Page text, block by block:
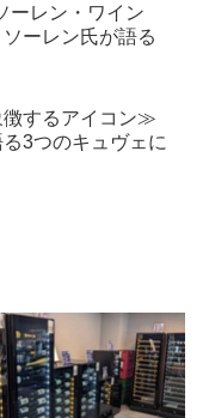
ーレン・ワイン
ーレン氏が語る
するアイコン≫
3つのキュヴェに